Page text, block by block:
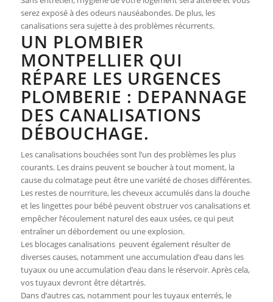
serez exposé à des odeurs nauséabondes. De plus, les
canalisations sera sujette à des problèmes récurrents.
UN PLOMBIER
MONTPELLIER QUI
RÉPARE LES URGENCES
PLOMBERIE : DEPANNAGE
DES CANALISATIONS
DÉBOUCHAGE.
Les canalisations bouchées sont l’un des problèmes les plus
courants. Les drains peuvent se boucher à tout moment, la
cause du colmatage peut être une variété de choses différentes.
Les restes de nourriture, les cheveux accumulés dans la douche
et les lingettes pour bébé peuvent obstruer vos canalisations et
empêcher l’écoulement naturel des eaux usées, ce qui peut
entraîner un débordement ou une explosion.
Les blocages canalisations peuvent également résulter de
diverses causes, notamment une accumulation d’eau dans les
tuyaux ou une accumulation d’eau dans le réservoir. Après cela,
vos tuyaux devront être détartrés.
Dans d’autres cas, notamment pour les tuyaux enterrés, le